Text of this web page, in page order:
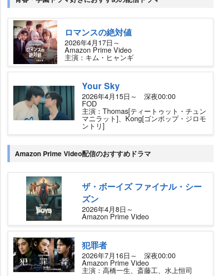
ロマンスの絶対値
2026年4月17日～
Amazon Prime Video
主演：キム・ヒャンギ
Your Sky
2026年4月15日～ 深夜00:00
FOD
主演：Thomas[ティートゥット・チュン
マニラット]、Kong[ゴンポップ・ジロモ
ントリ]
Amazon Prime Video配信のおすすめドラマ
ザ・ボーイズ ファイナル・シー
ズン
2026年4月8日～
Amazon Prime Video
犯罪者
2026年7月16日～ 深夜00:00
Amazon Prime Video
主演：高橋一生、斎藤工、水上恒司